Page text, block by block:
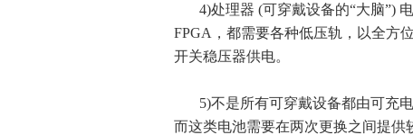
4)处理器 (可穿戴设备的“大脑”)
FPGA，都需要各种低压轨，以全方
开关稳压器供电。
5)不是所有可穿戴设备都由可充
而这类电池需要在两次更换之间提供